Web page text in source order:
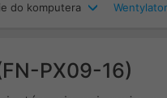
do komputera
PX09-16)